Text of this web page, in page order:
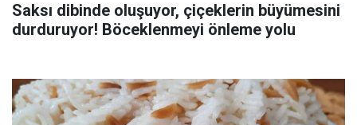
Saksı dibinde oluşuyor, çiçeklerin büyümesini
durduruyor! Böceklenmeyi önleme yolu